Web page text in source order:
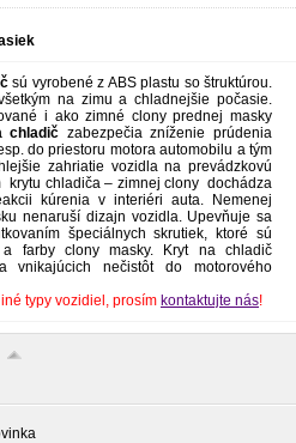
sú vyrobené z ABS plastu so štruktúrou.
na zimu a chladnejšie počasie.
i ako zimné clony prednej masky
chladič zabezpečia zníženie prúdenia
do priestoru motora automobilu a tým
zahriatie vozidla na prevádzkovú
krytu chladiča – zimnej clony dochádza
kúrenia v interiéri auta. Nemenej
nenaruší dizajn vozidla. Upevňuje sa
špeciálnych skrutiek, ktoré sú
farby clony masky. Kryt na chladič
vnikajúcich nečistôt do motorového
typy vozidiel, prosím kontaktujte nás!